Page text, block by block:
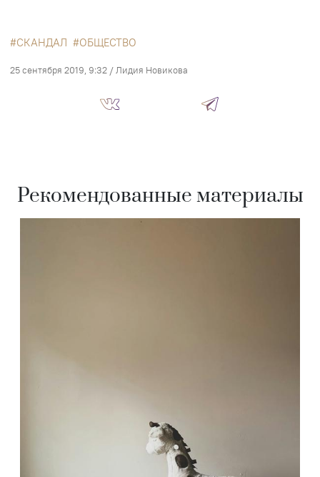
СКАНДАЛ ОБЩЕСТВО
25 сентября 2019, 9:32 / Лидия Новикова
Рекомендованные материалы